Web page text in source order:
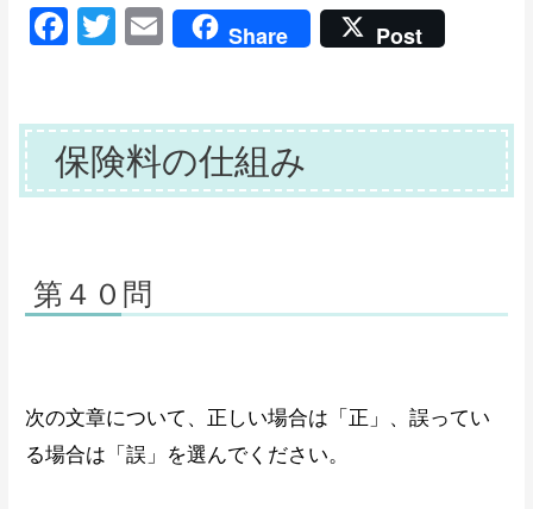
F
e
b
k
T
er
E
m
l
Share Post
保険料の仕組み
第４０問
次の文章について、正しい場合は「正」、誤ってい
る場合は「誤」を選んでください。